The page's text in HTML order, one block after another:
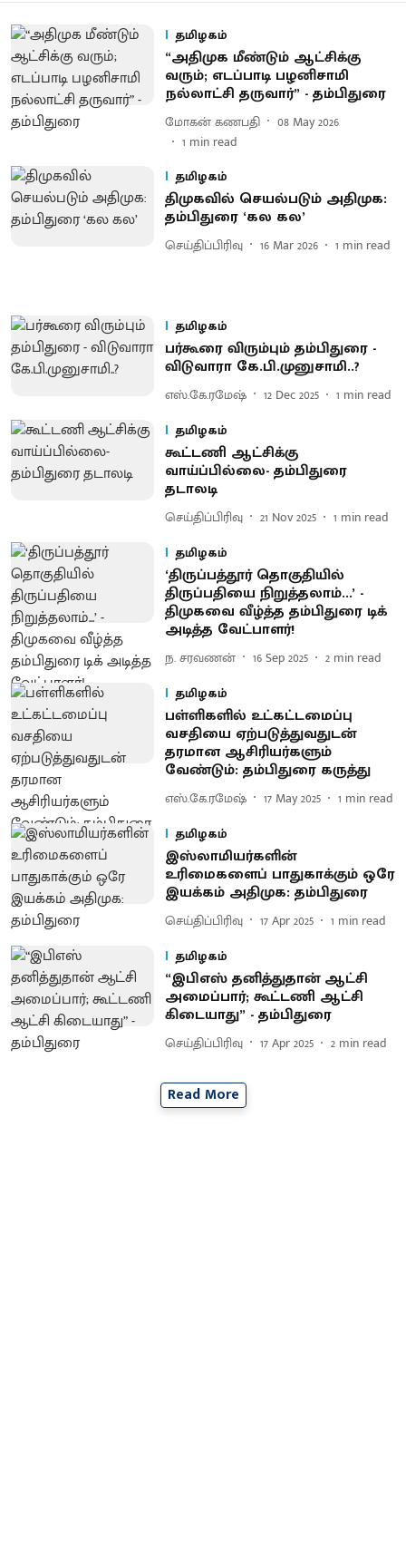
தமிழகம்
“அதிமுக மீண்டும் ஆட்சிக்கு
வரும்; எடப்பாடி பழனிசாமி
நல்லாட்சி தருவார்” - தம்பிதுரை
மோகன் கணபதி
08 May 2026
1 min read
தமிழகம்
திமுகவில் செயல்படும் அதிமுக:
தம்பிதுரை ‘கல கல’
செய்திப்பிரிவு 16 Mar 2026 1 min read
தமிழகம்
பர்கூரை விரும்பும் தம்பிதுரை -
விடுவாரா கே.பி.முனுசாமி..?
எஸ்.கே.ரமேஷ் 12 Dec 2025 1 min read
தமிழகம்
கூட்டணி ஆட்சிக்கு
வாய்ப்பில்லை- தம்பிதுரை
தடாலடி
செய்திப்பிரிவு 21 Nov 2025 1 min read
தமிழகம்
‘திருப்பத்தூர் தொகுதியில்
திருப்பதியை நிறுத்தலாம்...’ -
திமுகவை வீழ்த்த தம்பிதுரை டிக்
அடித்த வேட்பாளர்!
ந. சரவணன் 16 Sep 2025 2 min read
தமிழகம்
பள்ளிகளில் உட்கட்டமைப்பு
வசதியை ஏற்படுத்துவதுடன்
தரமான ஆசிரியர்களும்
வேண்டும்: தம்பிதுரை கருத்து
எஸ்.கே.ரமேஷ் 17 May 2025 1 min read
தமிழகம்
இஸ்லாமியர்களின்
உரிமைகளைப் பாதுகாக்கும் ஒரே
இயக்கம் அதிமுக: தம்பிதுரை
செய்திப்பிரிவு 17 Apr 2025 1 min read
தமிழகம்
“இபிஎஸ் தனித்துதான் ஆட்சி
அமைப்பார்; கூட்டணி ஆட்சி
கிடையாது” - தம்பிதுரை
செய்திப்பிரிவு 17 Apr 2025 2 min read
Read More